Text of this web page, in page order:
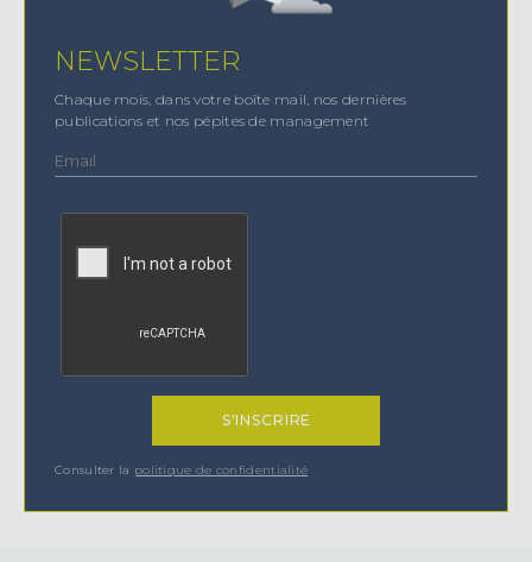
NEWSLETTER
Chaque mois, dans votre boîte mail, nos dernières
publications et nos pépites de management
Consulter la politique de confidentialité